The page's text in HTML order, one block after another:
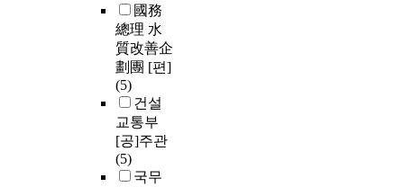
國務
總理 水
質改善企
劃團 [편]
(5)
건설
교통부
[공]주관
(5)
국무